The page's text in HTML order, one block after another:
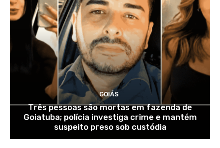
GOIÁS
Três pessoas são mortas em fazenda de
Goiatuba; polícia investiga crime e mantém
suspeito preso sob custódia